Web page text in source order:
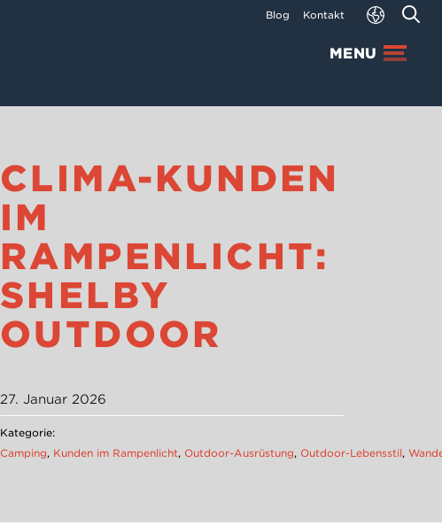
Blog Kontakt
MENU
CLIMA-KUNDEN
IM
RAMPENLICHT:
SHELBY
OUTDOOR
27. Januar 2026
Kategorie:
Camping, Kunden im Rampenlicht, Outdoor-Ausrüstung, Outdoor-Lebensstil,